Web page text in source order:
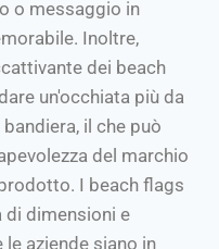
o messaggio in
Inoltre,
dei beach
un'occhiata più da
il che può
del marchio
I beach flags
di dimensioni e
aziende siano in